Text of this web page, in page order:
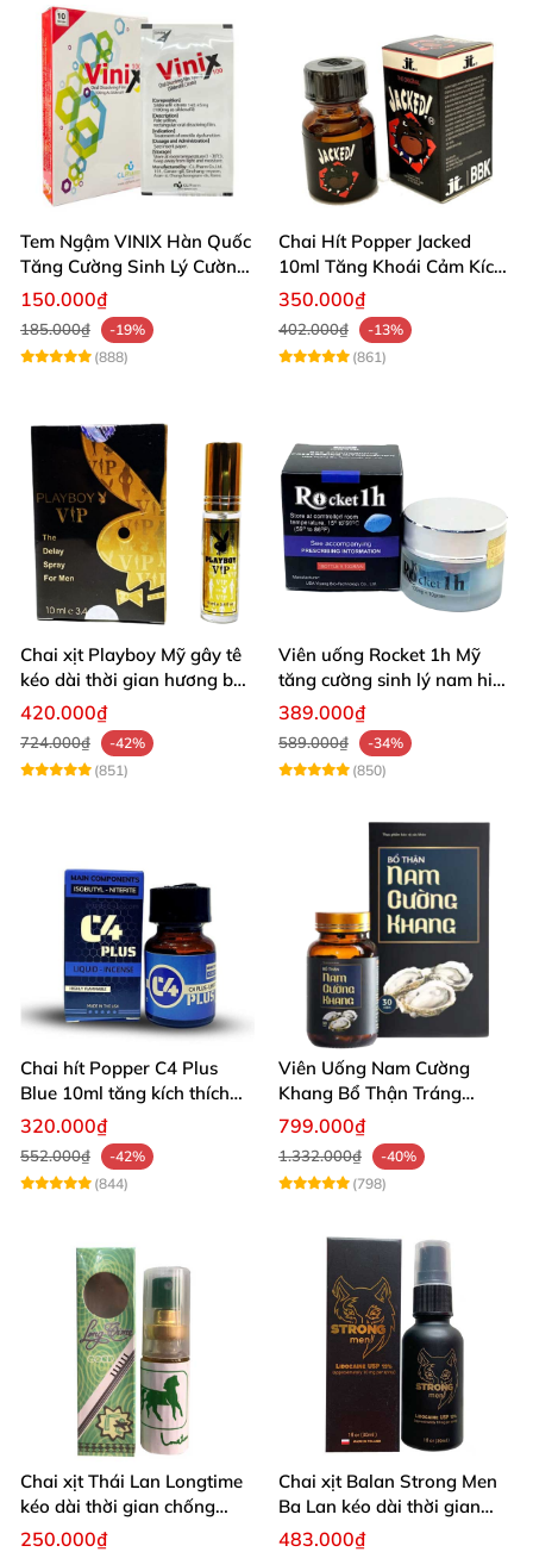
Tem Ngậm VINIX Hàn Quốc
Tăng Cường Sinh Lý Cường
Dương
150.000₫
185.000₫
-19%
(888)
Chai Hít Popper Jacked
10ml Tăng Khoái Cảm Kích
Thích Mạnh
350.000₫
402.000₫
-13%
(861)
Chai xịt Playboy Mỹ gây tê
kéo dài thời gian hương bạc
hà
420.000₫
724.000₫
-42%
(851)
Viên uống Rocket 1h Mỹ
tăng cường sinh lý nam hiệu
quả
389.000₫
589.000₫
-34%
(850)
Chai hít Popper C4 Plus
Blue 10ml tăng kích thích
quan hệ mạnh mẽ
320.000₫
552.000₫
-42%
(844)
Viên Uống Nam Cường
Khang Bổ Thận Tráng
Dương Kéo Dài Thời Gian
799.000₫
1.332.000₫
-40%
(798)
Chai xịt Thái Lan Longtime
kéo dài thời gian chống
xuất tinh sớm
250.000₫
Chai xịt Balan Strong Men
Ba Lan kéo dài thời gian
quan hệ
483.000₫